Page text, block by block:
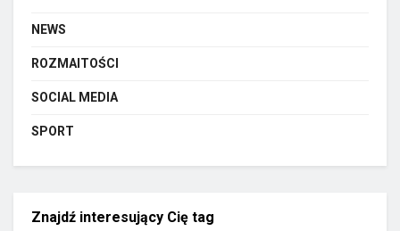
NEWS
ROZMAITOŚCI
SOCIAL MEDIA
SPORT
Znajdź interesujący Cię tag